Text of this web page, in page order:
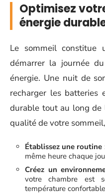
Optimisez
énergie
Le sommeil constitue
démarrer la journée
énergie. Une nuit de
recharger les batteries
durable tout au long de
qualité de votre
Établissez une routine
même heure chaque
Créez un
votre chambre est
température